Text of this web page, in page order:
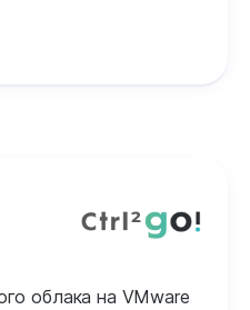
облака на VMware